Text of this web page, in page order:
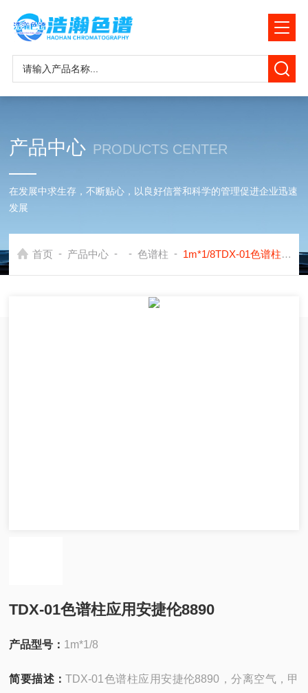
产品中心 PRODUCTS CENTER
在发展中求生存，不断贴心，以良好信誉和科学的管理促进企业迅速
发展
首页 - 产品中心 - - 色谱柱 - 1m*1/8TDX-01色谱柱应用安捷伦8890
TDX-01色谱柱应用安捷伦8890
产品型号： 1m*1/8
简要描述：TDX-01色谱柱应用安捷伦8890，分离空气，甲